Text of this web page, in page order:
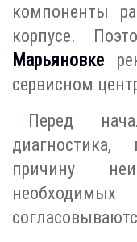
компоненты
корпусе.
Марьяновке
сервисном
Перед
диагностика,
причину